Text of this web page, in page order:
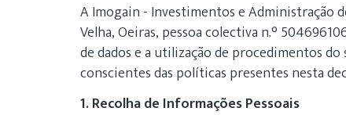
A Imogain - Investimentos e Administração
Velha, Oeiras, pessoa colectiva n.°
de dados e a utilização de procedimentos do
conscientes das políticas presentes nesta
1. Recolha de Informações Pessoais